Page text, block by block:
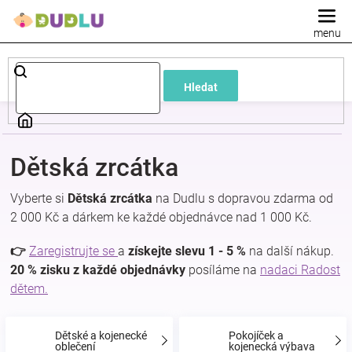
Hledat
Dětské
a
a
Dětská zrcátka
Vyberte si Dětská zrcátka na Dudlu s dopravou zdarma od
2 000 Kč a dárkem ke každé objednávce nad 1 000 Kč.
👉 Zaregistrujte se a získejte slevu 1 - 5 % na další nákup.
20 % zisku z každé objednávky posíláme na nadaci Radost
dětem.
Dětské a kojenecké
oblečení
Pokojíček a
kojenecká výbava